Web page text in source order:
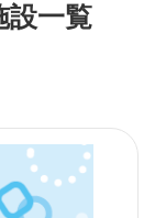
設一覧